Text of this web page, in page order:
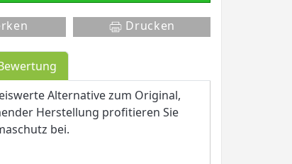
Drucken
Alternative zum Original,
Herstellung profitieren Sie
bei.